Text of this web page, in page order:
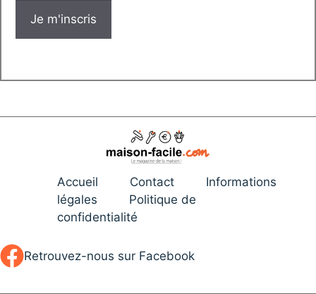
Accueil Contact
Informations
légales
Politique de
confidentialité
Retrouvez-nous sur Facebook